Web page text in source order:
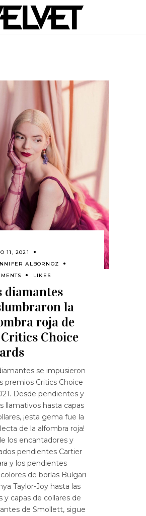
11, 2021
ALBORNOZ
LIKES
diamantes
la
roja de
Choice
se impusieron
premios Critics Choice
Desde pendientes y
llamativos hasta capas
¡esta gema fue la
de la alfombra roja!
los encantadores y
pendientes Cartier
y los pendientes
de borlas Bulgari
Taylor-Joy hasta las
y capas de collares de
de Smollett, sigue